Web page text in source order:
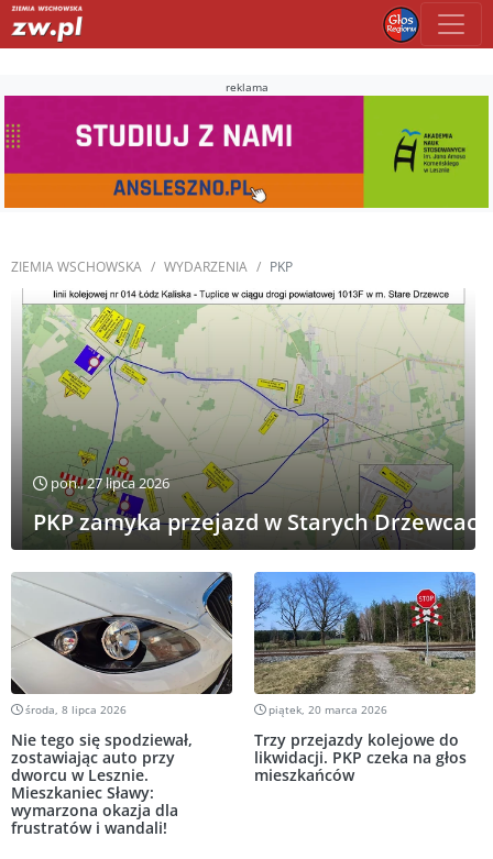
reklama
ZIEMIA WSCHOWSKA WYDARZENIA PKP
pon., 27 lipca 2026
PKP zamyka przejazd w Starych
środa, 8 lipca 2026
Nie tego się spodziewał,
zostawiając auto przy
dworcu w Lesznie.
Mieszkaniec Sławy:
wymarzona okazja dla
frustratów i wandali!
piątek, 20 marca 2026
Trzy przejazdy kolejowe do
likwidacji. PKP czeka na głos
mieszkańców